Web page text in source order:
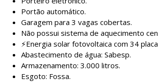
Portão automático.
Garagem para 3 vagas cobertas.
Não possui sistema de aquecimento
⚡ Energia solar fotovoltaica com 34
Abastecimento de água: Sabesp.
Armazenamento: 3.000 litros.
Esgoto: Fossa.